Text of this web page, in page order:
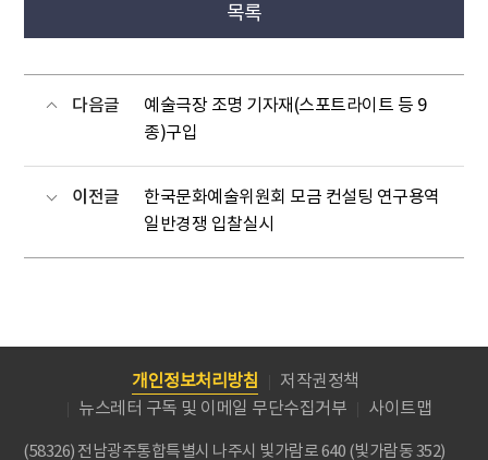
목록
다음글
예술극장 조명 기자재(스포트라이트 등 9
종)구입
이전글
한국문화예술위원회 모금 컨설팅 연구용역
일반경쟁 입찰실시
개인정보처리방침
저작권정책
뉴스레터 구독 및 이메일 무단수집거부
사이트맵
(58326) 전남광주통합특별시 나주시 빛가람로 640 (빛가람동 352)